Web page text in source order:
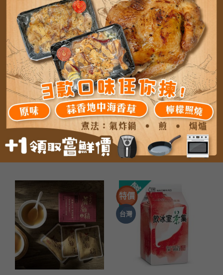
已售完
台灣 無老鍋 豆腐白湯鍋
-800G （2-3人份）
MOP 82.0
台灣【捷康】大廚在家-牛肉
麵（500克/盒）
MOP
48.0
特價
台灣